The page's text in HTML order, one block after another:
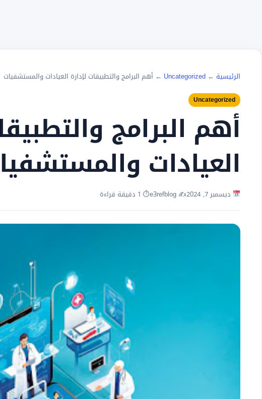
الرئيسية ←
Uncategorized
← أهم البرامج والتطبيقات لإدارة العيادات والمستشفيات
Uncategorized
أهم البرامج
العيادات
ديسمبر 7, 2024 ✍️ e3refblog ⏱ 1 دقيقة قراءة